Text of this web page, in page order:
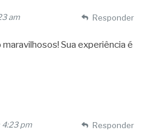
am
Sua experiência é
Responder
pm Responder